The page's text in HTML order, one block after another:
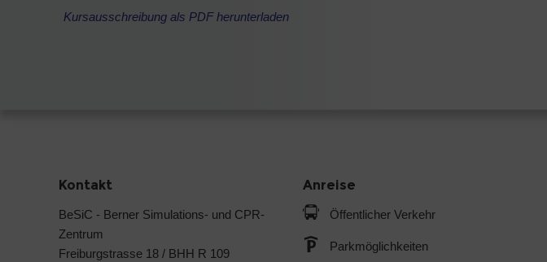
Kursausschreibung als PDF herunterladen
Kontakt
BeSiC - Berner Simulations- und CPR-
Zentrum
Freiburgstrasse 18 / BHH R 109
Anreise
Öffentlicher Verkehr
Parkmöglichkeiten